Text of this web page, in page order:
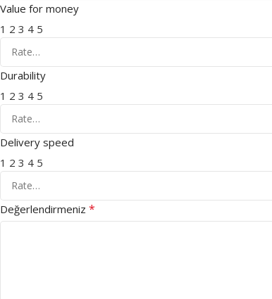
Value for money
1 2 3 4 5
Durability
1 2 3 4 5
Delivery speed
1 2 3 4 5
Değerlendirmeniz *